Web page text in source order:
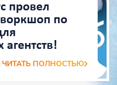
провел
по
агентств!
ЧИТАТЬ ПОЛНОСТЬЮ